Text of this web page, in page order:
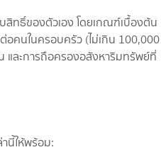
ทธิ์ของตัวเอง โดยเกณฑ์เบื้องต้น
อคนในครอบครัว (ไม่เกิน 100,000
และการถือครองอสังหาริมทรัพย์ที่
นี้ให้พร้อม: